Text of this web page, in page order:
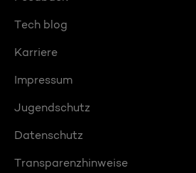
Tech blog
Karriere
Impressum
Jugendschutz
Datenschutz
Transparenzhinweise